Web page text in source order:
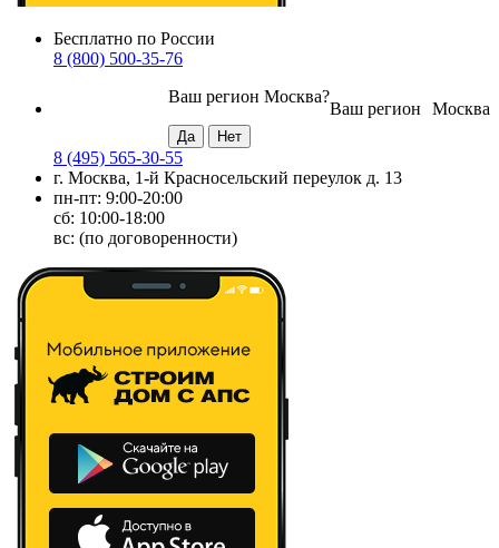
Бесплатно по России
8 (800) 500-35-76
Москва
Ваш регион
Ваш регион Москва?
8 (495) 565-30-55
г. Москва, 1-й Красносельский переулок д. 13
пн-пт: 9:00-20:00
сб: 10:00-18:00
вс: (по договоренности)